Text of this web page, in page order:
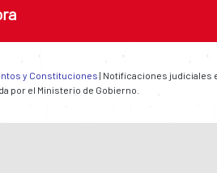
y Constituciones | Notificaciones judiciales
por el Ministerio de Gobierno.